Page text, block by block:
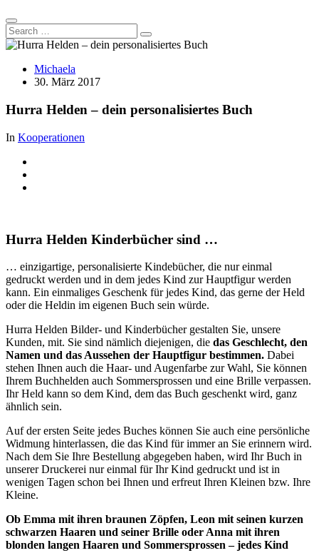
Michaela
30. März 2017
Hurra Helden – dein personalisiertes Buch
In Kooperationen
Hurra Helden Kinderbücher sind …
… einzigartige, personalisierte Kindebücher, die nur einmal
gedruckt werden und in dem jedes Kind zur Hauptfigur werden
kann. Ein einmaliges Geschenk für jedes Kind, das gerne der Held
oder die Heldin im eigenen Buch sein würde.
Hurra Helden Bilder- und Kinderbücher gestalten Sie, unsere
Kunden, mit. Sie sind nämlich diejenigen, die das Geschlecht, den
Namen und das Aussehen der Hauptfigur bestimmen. Dabei
stehen Ihnen auch die Haar- und Augenfarbe zur Wahl, Sie können
Ihrem Buchhelden auch Sommersprossen und eine Brille verpassen.
Ihr Held kann so dem Kind, dem das Buch geschenkt wird, ganz
ähnlich sein.
Auf der ersten Seite jedes Buches können Sie auch eine persönliche
Widmung hinterlassen, die das Kind für immer an Sie erinnern wird.
Nach dem Sie Ihre Bestellung abgegeben haben, wird Ihr Buch in
unserer Druckerei nur einmal für Ihr Kind gedruckt und ist in
wenigen Tagen schon bei Ihnen und erfreut Ihren Kleinen bzw. Ihre
Kleine.
Ob Emma mit ihren braunen Zöpfen, Leon mit seinen kurzen
schwarzen Haaren und seiner Brille oder Anna mit ihren
blonden langen Haaren und Sommersprossen – jedes Kind